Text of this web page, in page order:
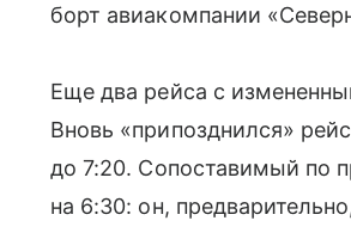
борт авиакомпании
Еще два рейса с
Вновь «припозднился»
до 7:20. Сопоставимый по
на 6:30: он,